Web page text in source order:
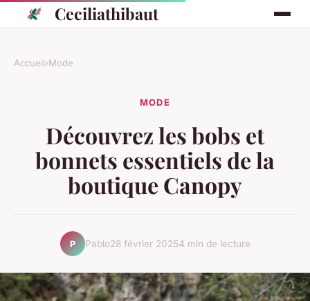
Ceciliathibaut
Accueil›Mode
MODE
Découvrez les bobs et
bonnets essentiels de la
boutique Canopy
P Pablo28 février 20254 min de lecture